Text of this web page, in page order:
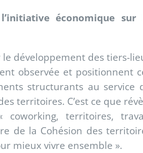
économique sur
développement des tiers-
observée et positionnent
structurants au service
territoires. C’est ce que
territoires,
de la Cohésion des
mieux vivre ensemble ».